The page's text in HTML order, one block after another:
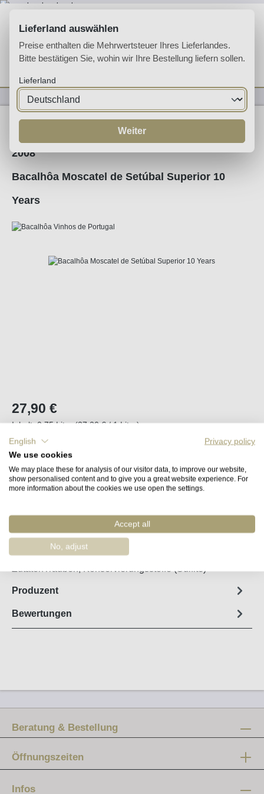
Du hast 0
Likörweine
2008
Bacalhôa Moscatel de Setúbal Superior 10
Years
Bildergalerie überspringen
Regulärer Preis:
27,90 €
Inhalt:0.75 Liter(37,20 € / 1 Liter)
Preise inkl. MwSt. zzgl. Versandkosten
In ca. 2 bis 4 Wochen wieder lieferbar
Steckbrief
ZutatenTrauben, Konservierungsstoffe (Sulfite)
Produzent
Bewertungen
Beratung & Bestellung
Öffnungszeiten
12 - 20 Uhr
Infos
Lieferland auswählen
Preise enthalten die Mehrwertsteuer Ihres Lieferlandes.
Bitte bestätigen Sie, wohin wir Ihre Bestellung liefern sollen.
Lieferland
Weiter
English
Privacy policy
We use cookies
We may place these for analysis of our visitor data, to improve our website,
show personalised content and to give you a great website experience. For
more information about the cookies we use open the settings.
Accept all
No, adjust